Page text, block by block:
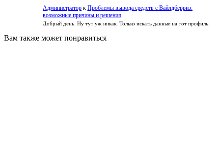
Администратор к Проблемы вывода средств с Вайлдберриз:
возможные причины и решения
Добрый день. Ну тут уж никак. Только искать данные на тот профиль.
Вам также может понравиться